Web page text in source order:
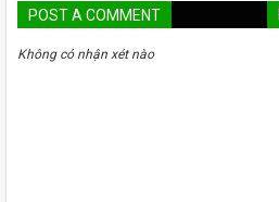
POST A COMMENT
Không có nhận xét nào